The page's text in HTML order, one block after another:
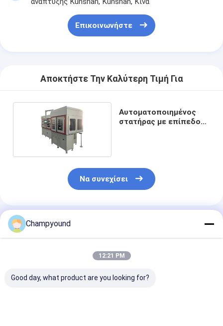
Επικοινωνήστε
Αποκτήστε Την Καλύτερη Τιμή Για
Αυτοματοποιημένος
στατήρας με επίπεδο
Να συνεχίσει
Συνιστώμενα Προϊόντα
Champyound
12:21 PM
Good day, what product are you looking for?